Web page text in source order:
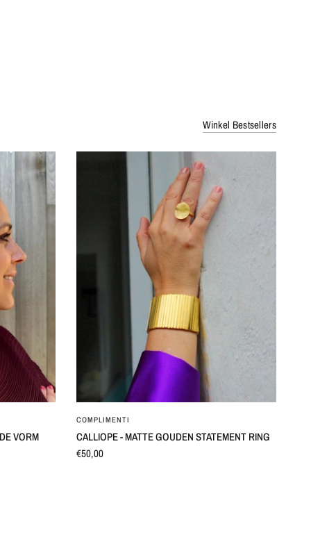
Winkel Bestsellers
VORM
COMPLIMENTI
CALLIOPE - MATTE GOUDEN STATEMENT RING
€50,00